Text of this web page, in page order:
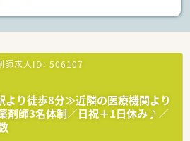
来る様にワークライフバランスを後押し
しています。
は全国に40ヵ所あります。
務者2,097人以上等、どれも業界トップクラ
ろんのこと、育児短時間勤務制度を実施
1日最大2時間短縮して勤務できる制度で
、同社では小学校就学時までの期間利用
師求人ID： 506107
より徒歩8分≫近隣の医療機関より
剤師3名体制／日祝＋1日休み♪／